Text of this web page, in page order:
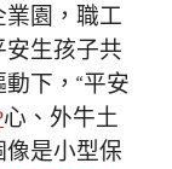
園，職工
生孩子共
下，“平安
心、外牛土
是小型保